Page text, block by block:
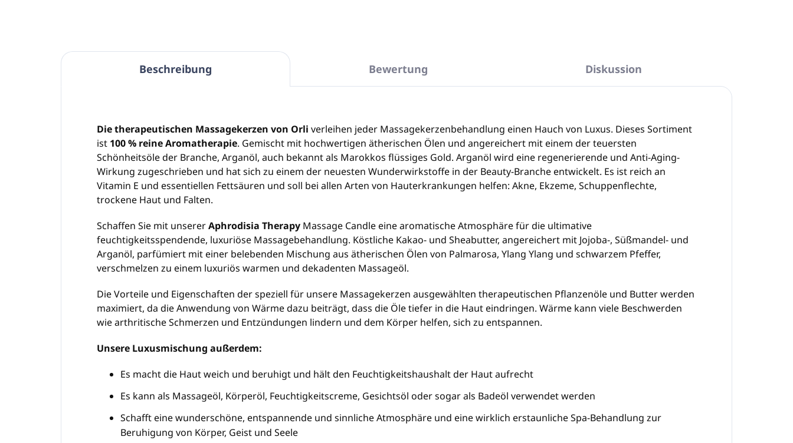
Beschreibung Bewertung Diskussion
Die therapeutischen Massagekerzen von Orli verleihen jeder Massagekerzenbehandlung einen Hauch von Luxus. Dieses Sortiment
ist 100 % reine Aromatherapie. Gemischt mit hochwertigen ätherischen Ölen und angereichert mit einem der teuersten
Schönheitsöle der Branche, Arganöl, auch bekannt als Marokkos flüssiges Gold. Arganöl wird eine regenerierende und Anti-Aging-
Wirkung zugeschrieben und hat sich zu einem der neuesten Wunderwirkstoffe in der Beauty-Branche entwickelt. Es ist reich an
Vitamin E und essentiellen Fettsäuren und soll bei allen Arten von Hauterkrankungen helfen: Akne, Ekzeme, Schuppenflechte,
trockene Haut und Falten.
Schaffen Sie mit unsererAphrodisia Therapy Massage Candle eine aromatische Atmosphäre für die ultimative
feuchtigkeitsspendende, luxuriöse Massagebehandlung. Köstliche Kakao- und Sheabutter, angereichert mit Jojoba-, Süßmandel- und
Arganöl, parfümiert mit einer belebenden Mischung aus ätherischen Ölen von Palmarosa, Ylang Ylang und schwarzem Pfeffer,
verschmelzen zu einem luxuriös warmen und dekadenten Massageöl.
Die Vorteile und Eigenschaften der speziell für unsere Massagekerzen ausgewählten therapeutischen Pflanzenöle und Butter werden
maximiert, da die Anwendung von Wärme dazu beiträgt, dass die Öle tiefer in die Haut eindringen. Wärme kann viele Beschwerden
wie arthritische Schmerzen und Entzündungen lindern und dem Körper helfen, sich zu entspannen.
Unsere Luxusmischung außerdem:
Es macht die Haut weich und beruhigt und hält den Feuchtigkeitshaushalt der Haut aufrecht
Es kann als Massageöl, Körperöl, Feuchtigkeitscreme, Gesichtsöl oder sogar als Badeöl verwendet werden
Schafft eine wunderschöne, entspannende und sinnliche Atmosphäre und eine wirklich erstaunliche Spa-Behandlung zur
Beruhigung von Körper, Geist und Seele